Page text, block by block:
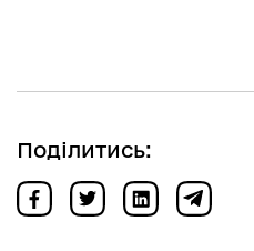
Поділитись: